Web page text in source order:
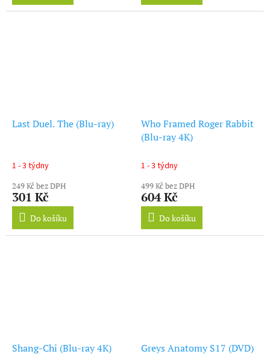
Last Duel. The (Blu-ray)
1 - 3 týdny
249 Kč bez DPH
301 Kč
Do košíku
Who Framed Roger Rabbit
(Blu-ray 4K)
1 - 3 týdny
499 Kč bez DPH
604 Kč
Do košíku
Shang-Chi (Blu-ray 4K) Greys Anatomy S17 (DVD)